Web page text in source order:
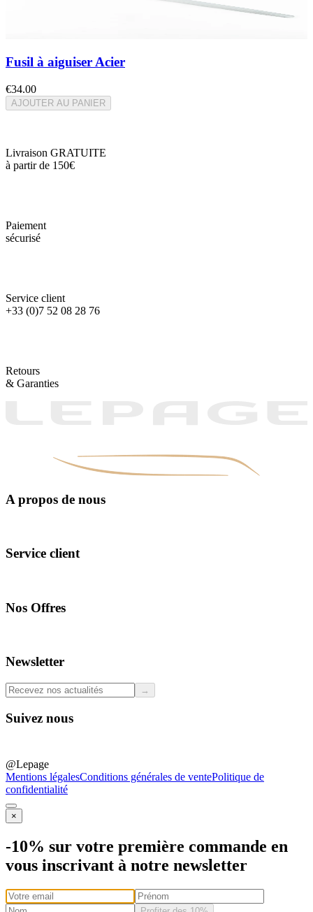
Fusil à aiguiser Acier
€34.00
AJOUTER AU PANIER
Livraison GRATUITE
à partir de 150€
Paiement
sécurisé
Service client
+33 (0)7 52 08 28 76
Retours
& Garanties
A propos de nous
Service client
Nos Offres
Newsletter
→
Suivez nous
@Lepage
Mentions légalesConditions générales de ventePolitique de
confidentialité
×
-10% sur votre première commande en
vous inscrivant à notre newsletter